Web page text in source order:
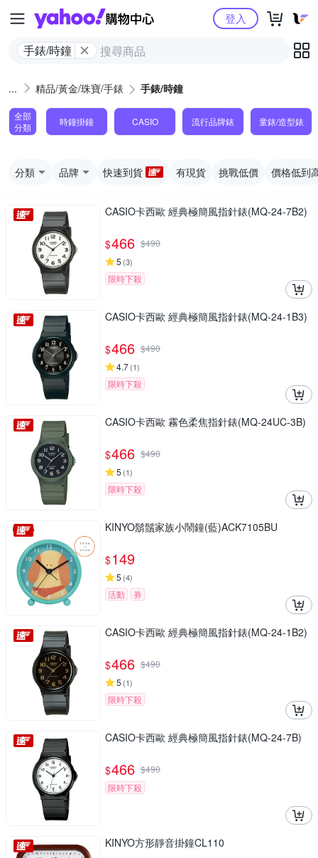
Yahoo購物中心
手錶/時鐘
登入
精品/黃金/珠寶/手錶 手錶/時鐘
全部
分類
時鐘掛鐘 CASIO 流行品牌錶 童錶/造型錶
分類 品牌 快速到貨 有現貨 挑戰低價 價格低到
CASIO卡西歐 經典極簡風指針錶(MQ-24-7B2)
$466 $490
5 (3)
限時下殺
CASIO卡西歐 經典極簡風指針錶(MQ-24-1B3)
$466 $490
4.7(1)
限時下殺
CASIO卡西歐 霧色柔焦指針錶(MQ-24UC-3B)
$466 $490
5 (1)
限時下殺
KINYO鬍鬚家族小鬧鐘(藍)ACK7105BU
$149
5 (4)
活動 券
CASIO卡西歐 經典極簡風指針錶(MQ-24-1B2)
$466 $490
5 (1)
限時下殺
CASIO卡西歐 經典極簡風指針錶(MQ-24-7B)
$466 $490
限時下殺
KINYO方形靜音掛鐘CL110